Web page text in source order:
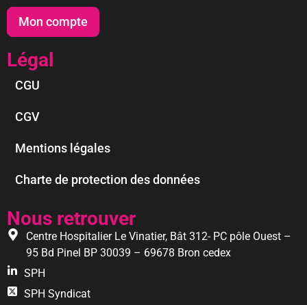
Mon compte
Légal
CGU
CGV
Mentions légales
Charte de protection des données
Nous retrouver
Centre Hospitalier Le Vinatier, Bât 312- PC pôle Ouest –
95 Bd Pinel BP 30039 – 69678 Bron cedex
SPH
SPH Syndicat